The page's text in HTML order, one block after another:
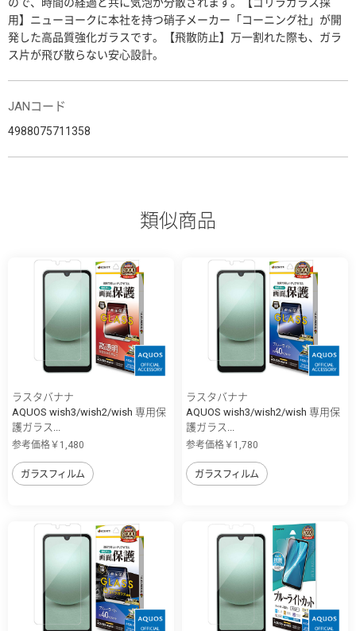
用】ニューヨークに本社を持つ硝子メーカー「コーニング社」が開
発した高品質強化ガラスです。【飛散防止】万一割れた際も、ガラ
ス片が飛び散らない安心設計。
JANコード
4988075711358
類似商品
ラスタバナナ
AQUOS wish3/wish2/wish 専用保
護ガラス...
参考価格￥1,480
ガラスフィルム
ラスタバナナ
AQUOS wish3/wish2/wish 専用保
護ガラス...
参考価格￥1,780
ガラスフィルム